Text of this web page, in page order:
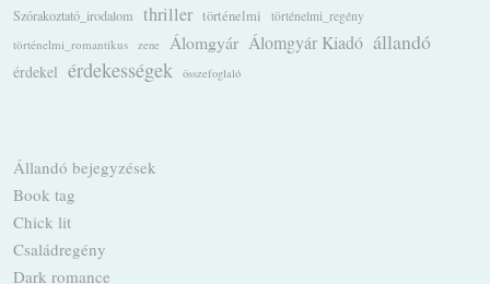
Szórakoztató_irodalom thriller történelmi
történelmi_regény
történelmi_romantikus
zene Álomgyár Álomgyár Kiadó állandó
érdekel érdekességek összefoglaló
Állandó bejegyzések
Book tag
Chick lit
Családregény
Dark romance